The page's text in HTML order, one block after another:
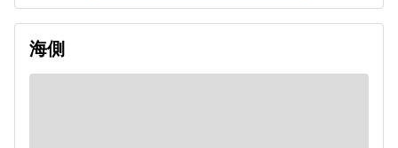
海側